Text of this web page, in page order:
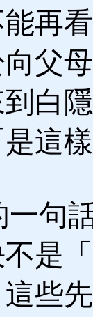
再
父
白
這
句
是
些